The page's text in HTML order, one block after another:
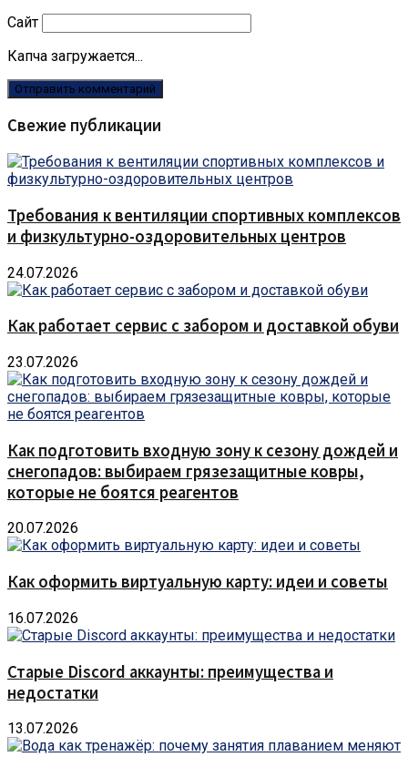
Сайт
Капча загружается...
Свежие публикации
Требования к вентиляции спортивных комплексов
и физкультурно-оздоровительных центров
24.07.2026
Как работает сервис с забором и доставкой обуви
23.07.2026
Как подготовить входную зону к сезону дождей и
снегопадов: выбираем грязезащитные ковры,
которые не боятся реагентов
20.07.2026
Как оформить виртуальную карту: идеи и советы
16.07.2026
Старые Discord аккаунты: преимущества и
недостатки
13.07.2026